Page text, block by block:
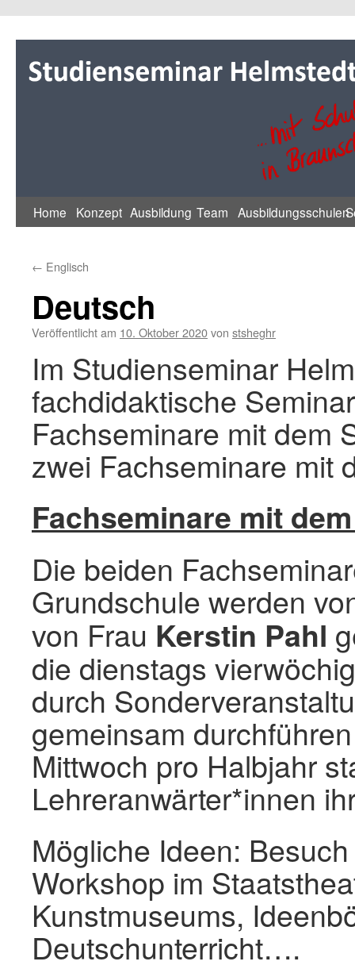
Home Konzept Ausbildung Team Ausbildungsschulen
← Englisch
Deutsch
Veröffentlicht am 10. Oktober 2020von stsheghr
Im Studienseminar
fachdidaktische
Fachseminare mit dem
zwei Fachseminare mit
Fachseminare mit
Die beiden
Grundschule werden
von Frau Kerstin Pahl
die dienstags
durch
gemeinsam
Mittwoch pro Halbjahr
Lehreranwärter*innen
Mögliche Ideen:
Workshop im
Kunstmuseums,
Deutschunterricht….